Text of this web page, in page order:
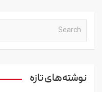
a
c
نوشته‌های تازه